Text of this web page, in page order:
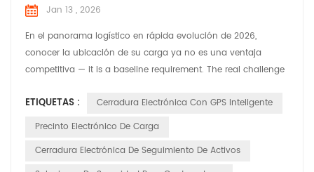
Jan 13 , 2026
En el panorama logístico en rápida evolución de 2026,
conocer la ubicación de su carga ya no es una ventaja
competitiva — it is a baseline requirement. The real challenge
ensuring integrity, accountability, and real-time security from
the moment a container is sealed to the second it reaches its
ETIQUETAS :
Cerradura Electrónica Con GPS Inteligente
Precinto Electrónico De Carga
Cerradura Electrónica De Seguimiento De Activos